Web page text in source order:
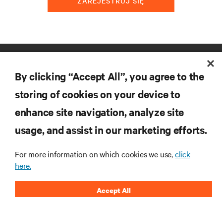
WSPARCIE
O NAS
By clicking “Accept All”, you agree to the
storing of cookies on your device to
enhance site navigation, analyze site
usage, and assist in our marketing efforts.
For more information on which cookies we use,click
here.
Accept All